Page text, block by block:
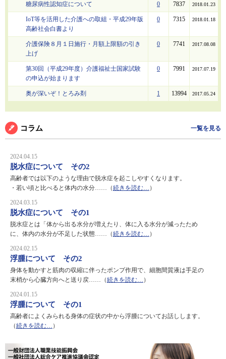
糖尿病性認知症について 0 7837 2018.01.23
IoT等を活用した介護への取組・平成29年版
高齢社会白書より
0 7315 2018.01.18
介護保険８月１日施行・月額上限額の引き
上げ
0 7741 2017.08.08
第30回（平成29年度）介護福祉士国家試験
の申込が始まります
0 7991 2017.07.19
奥が深いぞ！とろみ剤 1 13994 2017.05.24
コラム 一覧を見る
2024.04.15
脱水症について その2
高齢者では以下のような理由で脱水症を起こしやすくなります。
・若い頃と比べると体内の水分……（続きを読む… ）
2024.03.15
脱水症について その1
脱水症とは「体から出る水分が増えたり、体に入る水分が減ったため
に、体内の水分が不足した状態……（続きを読む… ）
2024.02.15
浮腫について その2
身体を動かすと筋肉の収縮に伴ったポンプ作用で、細胞間質液は手足の
末梢から心臓方向へと送り戻……（続きを読む… ）
2024.01.15
浮腫について その1
高齢者によくみられる身体の症状の中から浮腫についてお話しします。
（続きを読む… ）